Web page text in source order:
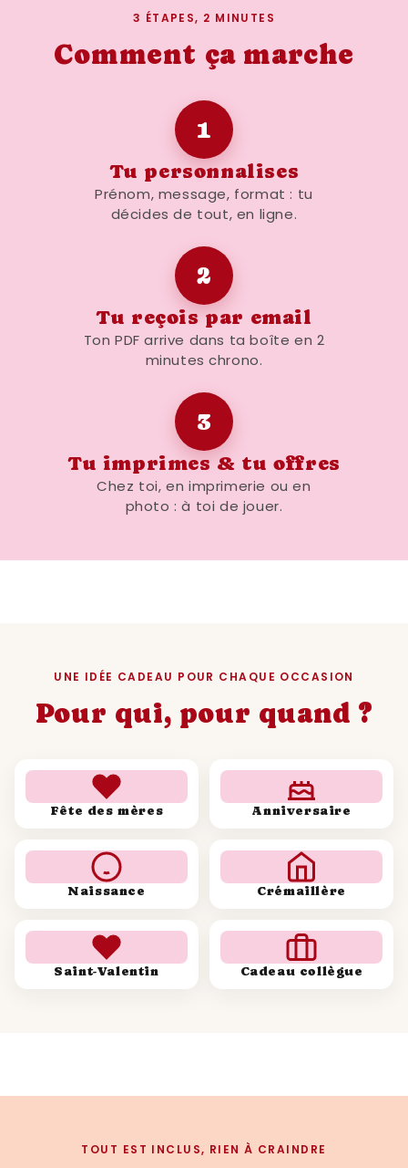
symbolique (30 ans)
Pour une
décoration murale vintage /
pop
🎈 Pour quelles occasions ?
Anniversaire (année de naissance 1995)
Cadeau souvenir
Clin d’œil générationnel
Cadeau original et intemporel
❤️ Pourquoi choisir une affiche
élégant et intemporel
Contenu culturel et historique soigné
Téléchargement immédiat par email
Facile à offrir, facile à imprimer
Un objet déco qui raconte une année
souvenirs.
3 ÉTAPES, 2 MINUTES
Comment ça marche
1
Tu personnalises
Prénom, message, format : tu
décides de tout, en ligne.
2
Tu reçois par email
Ton PDF arrive dans ta boîte en 2
minutes chrono.
3
Tu imprimes & tu offres
Chez toi, en imprimerie ou en
photo : à toi de jouer.
UNE IDÉE CADEAU POUR CHAQUE OCCASION
Pour qui, pour quand ?
Fête des mères Anniversaire
Naissance Crémaillère
Saint-Valentin Cadeau collègue
TOUT EST INCLUS, RIEN À CRAINDRE